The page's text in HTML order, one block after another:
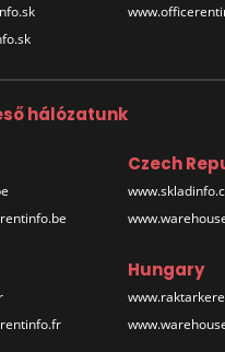
hálózatunk
Czech
Hungary